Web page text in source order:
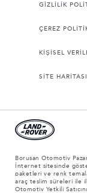
GİZLİLİK
ÇEREZ
KİŞİSEL
SİTE HARİTASI
Borusan Otomotiv
İnternet sitesinde
paketleri ve renk
araç teslim süreleri ile
Otomotiv Yetkili